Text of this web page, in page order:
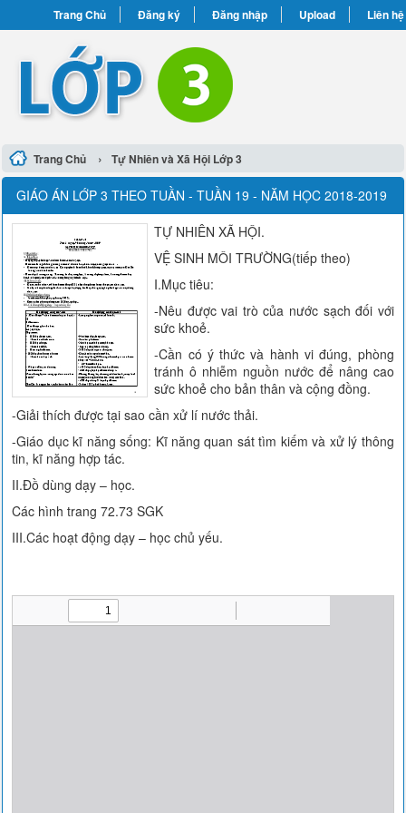
Trang Chủ Đăng ký Đăng nhập Upload Liên hệ
Trang Chủ › Tự Nhiên và Xã Hội Lớp 3
GIÁO ÁN LỚP 3 THEO TUẦN - TUẦN 19 - NĂM HỌC 2018-2019
TỰ NHIÊN XÃ HỘI.
VỆ SINH MÔI TRƯỜNG(tiếp theo)
I.Mục tiêu:
-Nêu được vai trò của nước sạch đối với
sức khoẻ.
-Cần có ý thức và hành vi đúng, phòng
tránh ô nhiễm nguồn nước để nâng cao
sức khoẻ cho bản thân và cộng đồng.
-Giải thích được tại sao cần xử lí nước thải.
-Giáo dục kĩ năng sống: Kĩ năng quan sát tìm kiếm và xử lý thông
tin, kĩ năng hợp tác.
II.Đồ dùng dạy – học.
Các hình trang 72.73 SGK
III.Các hoạt động dạy – học chủ yếu.